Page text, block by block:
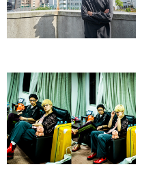
阪
化
とは応援
ること
立ったら
行動